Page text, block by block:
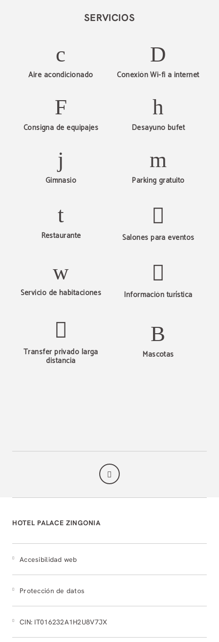
SERVICIOS
Aire acondicionado Conexión Wi-fi a internet
Consigna de equipajes Desayuno bufet
Gimnasio Parking gratuito
Restaurante Salones para eventos
Servicio de habitaciones Información turística
Transfer privado larga
distancia
Mascotas
HOTEL PALACE ZINGONIA
Accesibilidad web
Protección de datos
CIN: IT016232A1H2U8V7JX